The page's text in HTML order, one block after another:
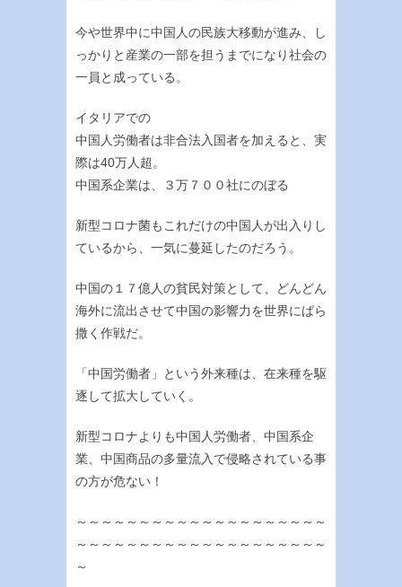
今や世界中に中国人の民族大移動が進み、し
っかりと産業の一部を担うまでになり社会の
一員と成っている。
イタリアでの
中国人労働者は非合法入国者を加えると、実
際は40万人超。
中国系企業は、３万７００社にのぼる
新型コロナ菌もこれだけの中国人が出入りし
ているから、一気に蔓延したのだろう。
中国の１７億人の貧民対策として、どんどん
海外に流出させて中国の影響力を世界にばら
撒く作戦だ。
「中国労働者」という外来種は、在来種を駆
逐して拡大していく。
新型コロナよりも中国人労働者、中国系企
業、中国商品の多量流入で侵略されている事
の方が危ない！
～～～～～～～～～～～～～～～～～～～～
～～～～～～～～～～～～～～～～～～～～
～